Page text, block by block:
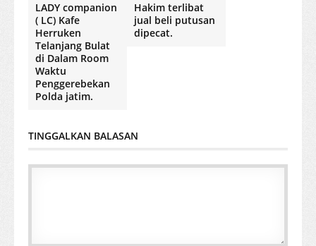
LADY companion
( LC) Kafe
Herruken
Telanjang Bulat
di Dalam Room
Waktu
Penggerebekan
Polda jatim.
Hakim terlibat
jual beli putusan
dipecat.
TINGGALKAN BALASAN